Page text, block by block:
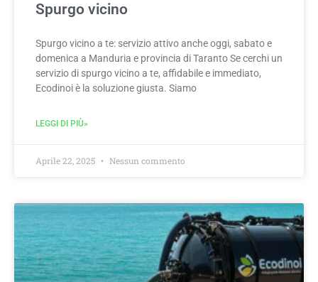
Spurgo vicino
Spurgo vicino a te: servizio attivo anche oggi, sabato e
domenica a Manduria e provincia di Taranto Se cerchi un
servizio di spurgo vicino a te, affidabile e immediato,
Ecodinoi è la soluzione giusta. Siamo
LEGGI DI PIÙ»
Aprile 22, 2025 Nessun commento